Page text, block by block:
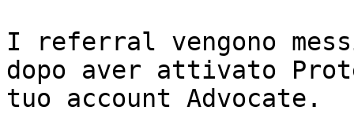
I referral vengono
dopo aver attivato
tuo account Advocate.